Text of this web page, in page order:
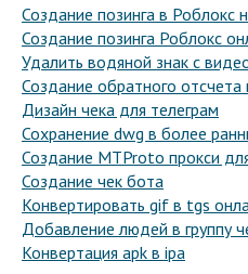
Создание позинга в Роблокс
Создание позинга Роблокс
Удалить водяной знак с
Создание обратного отсчета
Дизайн чека для телеграм
Сохранение dwg в более
Создание MTProto прокси
Создание чек бота
Конвертировать gif в tgs
Добавление людей в группу
Конвертация apk в ipa